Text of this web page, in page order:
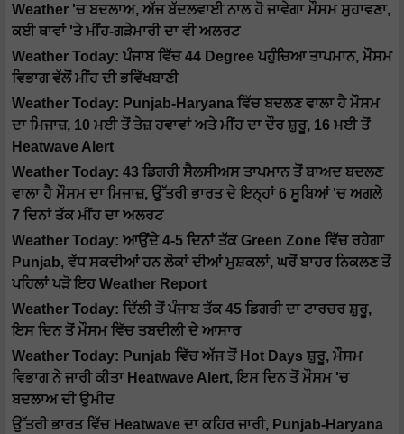
Weather 'ਚ ਬਦਲਾਅ, ਅੱਜ ਬੱਦਲਵਾਈ ਨਾਲ ਹੋ ਜਾਵੇਗਾ ਮੌਸਮ ਸੁਹਾਵਣਾ,
ਕਈ ਥਾਵਾਂ 'ਤੇ ਮੀਂਹ-ਗੜੇਮਾਰੀ ਦਾ ਵੀ ਅਲਰਟ
Weather Today: ਪੰਜਾਬ ਵਿੱਚ 44 Degree ਪਹੁੰਚਿਆ ਤਾਪਮਾਨ, ਮੌਸਮ
ਵਿਭਾਗ ਵੱਲੋਂ ਮੀਂਹ ਦੀ ਭਵਿੱਖਬਾਣੀ
Weather Today: Punjab-Haryana ਵਿੱਚ ਬਦਲਣ ਵਾਲਾ ਹੈ ਮੌਸਮ
ਦਾ ਮਿਜਾਜ਼, 10 ਮਈ ਤੋਂ ਤੇਜ਼ ਹਵਾਵਾਂ ਅਤੇ ਮੀਂਹ ਦਾ ਦੌਰ ਸ਼ੁਰੂ, 16 ਮਈ ਤੋਂ
Heatwave Alert
Weather Today: 43 ਡਿਗਰੀ ਸੈਲਸੀਅਸ ਤਾਪਮਾਨ ਤੋਂ ਬਾਅਦ ਬਦਲਣ
ਵਾਲਾ ਹੈ ਮੌਸਮ ਦਾ ਮਿਜਾਜ਼, ਉੱਤਰੀ ਭਾਰਤ ਦੇ ਇਨ੍ਹਾਂ 6 ਸੂਬਿਆਂ 'ਚ ਅਗਲੇ
7 ਦਿਨਾਂ ਤੱਕ ਮੀਂਹ ਦਾ ਅਲਰਟ
Weather Today: ਆਉਂਦੇ 4-5 ਦਿਨਾਂ ਤੱਕ Green Zone ਵਿੱਚ ਰਹੇਗਾ
Punjab, ਵੱਧ ਸਕਦੀਆਂ ਹਨ ਲੋਕਾਂ ਦੀਆਂ ਮੁਸ਼ਕਲਾਂ, ਘਰੋਂ ਬਾਹਰ ਨਿਕਲਣ ਤੋਂ
ਪਹਿਲਾਂ ਪੜੋ ਇਹ Weather Report
Weather Today: ਦਿੱਲੀ ਤੋਂ ਪੰਜਾਬ ਤੱਕ 45 ਡਿਗਰੀ ਦਾ ਟਾਰਚਰ ਸ਼ੁਰੂ,
ਇਸ ਦਿਨ ਤੋਂ ਮੌਸਮ ਵਿੱਚ ਤਬਦੀਲੀ ਦੇ ਆਸਾਰ
Weather Today: Punjab ਵਿੱਚ ਅੱਜ ਤੋਂ Hot Days ਸ਼ੁਰੂ, ਮੌਸਮ
ਵਿਭਾਗ ਨੇ ਜਾਰੀ ਕੀਤਾ Heatwave Alert, ਇਸ ਦਿਨ ਤੋਂ ਮੌਸਮ 'ਚ
ਬਦਲਾਅ ਦੀ ਉਮੀਦ
ਉੱਤਰੀ ਭਾਰਤ ਵਿੱਚ Heatwave ਦਾ ਕਹਿਰ ਜਾਰੀ, Punjab-Haryana